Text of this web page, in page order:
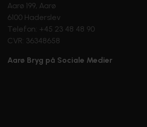
Aarø 199, Aarø
6100 Haderslev
Telefon: +45 23 48 48 90
CVR: 36348658
Aarø Bryg på Sociale Medier